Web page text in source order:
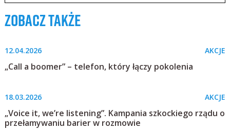
zobacz także
12.04.2026 AKCJE
„Call a boomer” – telefon, który łączy pokolenia
18.03.2026 AKCJE
„Voice it, we’re listening”. Kampania szkockiego rządu o
przełamywaniu barier w rozmowie